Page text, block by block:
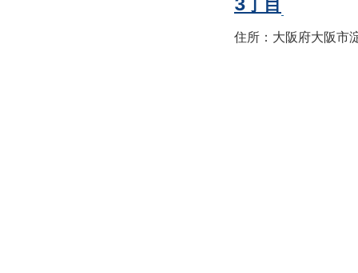
住所：大阪府大阪市